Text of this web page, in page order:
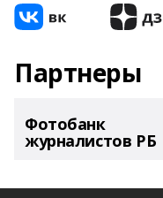
Партнеры
Фотобанк
журналистов РБ